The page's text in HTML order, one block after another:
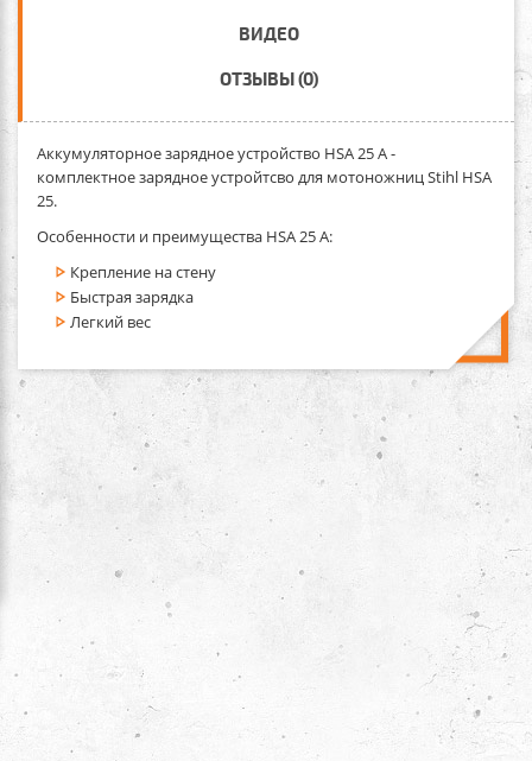
ВИДЕО
ОТЗЫВЫ (0)
Аккумуляторное зарядное устройство HSA 25 A-
комплектное зарядное устройтсво для мотоножниц Stihl HSA
25.
Особенности и преимущества HSA 25 A:
Крепление на стену
Быстрая зарядка
Легкий вес